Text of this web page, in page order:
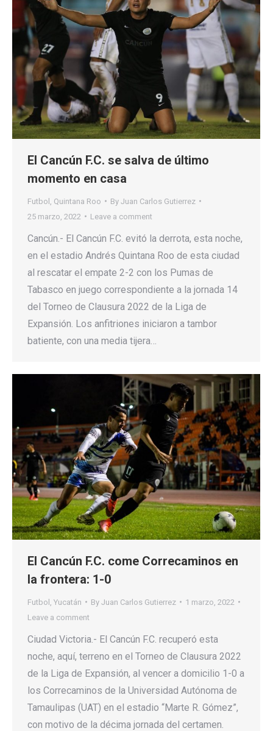
El Cancún F.C. se salva de último
momento en casa
Futbol Quintana Roo By Juan Carlos Gutierrez
25 marzo, 2022
Leave a comment
Cancún.- El Cancún F.C. evitó la derrota, esta noche,
en el estadio Andrés Quintana Roo de esta ciudad
al rescatar el empate 2-2 con los Pumas de
Tabasco en juego correspondiente a la jornada 14
del Torneo de Clausura 2022 de la Liga de
Expansión. Los anfitriones iniciaron a tambor
batiente, con una media tijera…
El Cancún F.C. come Correcaminos en
la frontera: 1-0
Futbol Yucatán By Juan Carlos Gutierrez
1 marzo, 2022
Leave a comment
Ciudad Victoria.- El Cancún F.C. recuperó esta
noche, aquí, terreno en el Torneo de Clausura 2022
de la Liga de Expansión, al vencer a domicilio 1-0 a
los Correcaminos de la Universidad Autónoma de
Tamaulipas (UAT) en el estadio “Marte R. Gómez”,
con motivo de la décima jornada del certamen.